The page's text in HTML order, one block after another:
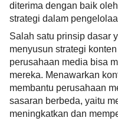
diterima dengan baik
strategi dalam
Salah satu prinsip dasar
menyusun strategi
perusahaan media bisa
mereka. Menawarkan
membantu perusahaan
sasaran berbeda, yaitu
meningkatkan dan